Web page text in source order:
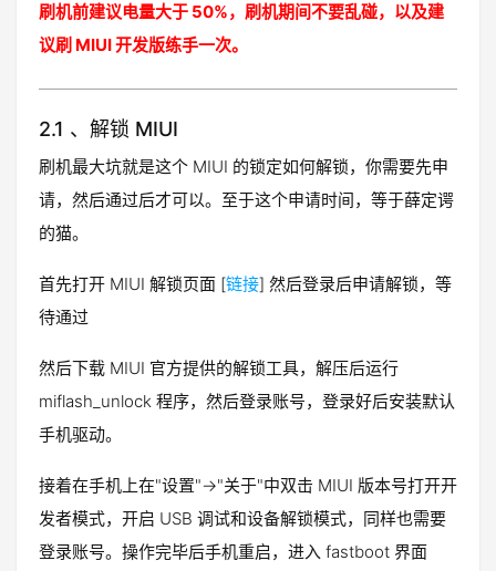
刷机前建议电量大于 50%，刷机期间不要乱碰，以及建
议刷 MIUI 开发版练手一次。
2.1 、解锁 MIUI
刷机最大坑就是这个 MIUI 的锁定如何解锁，你需要先申
请，然后通过后才可以。至于这个申请时间，等于薛定谔
的猫。
首先打开 MIUI 解锁页面 [链接] 然后登录后申请解锁，等
待通过
然后下载 MIUI 官方提供的解锁工具，解压后运行
miflash_unlock 程序，然后登录账号，登录好后安装默认
手机驱动。
接着在手机上在"设置"->"关于"中双击 MIUI 版本号打开开
发者模式，开启 USB 调试和设备解锁模式，同样也需要
登录账号。操作完毕后手机重启，进入 fastboot 界面